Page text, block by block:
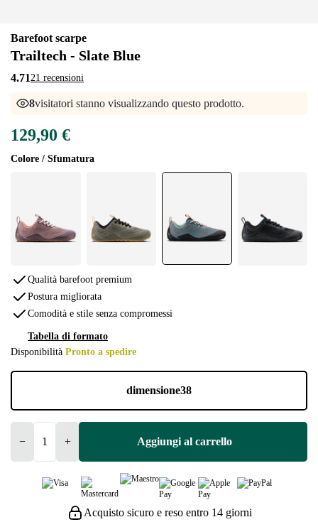
Barefoot scarpe
Trailtech - Slate Blue
4.7121 recensioni
8visitatori stanno visualizzando questo prodotto.
Colore / Sfumatura
129,90 €
Qualità barefoot premium
Postura migliorata
Comodità e stile senza compromessi
Disponibilità Pronto a spedire
Tabella di formato
dimensione38
− + Aggiungi al carrello
Acquisto sicuro e reso entro 14 giorni